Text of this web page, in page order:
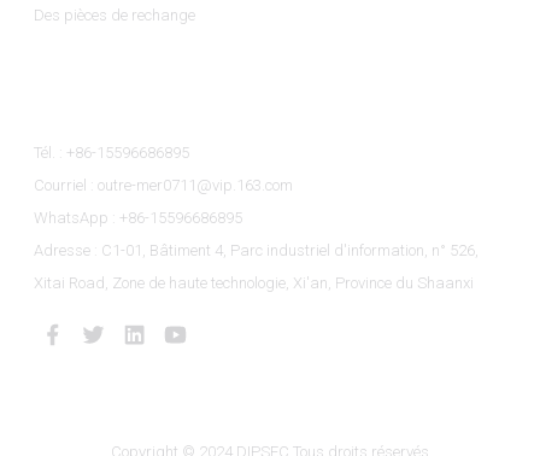
Des pièces de rechange
Tél. : +86-15596686895
Courriel : outre-mer0711@vip.163.com
WhatsApp : +86-15596686895
Adresse : C1-01, Bâtiment 4, Parc industriel d'information, n° 526,
Xitai Road, Zone de haute technologie, Xi'an, Province du Shaanxi
Copyright © 2024 DIPSEC Tous droits réservés